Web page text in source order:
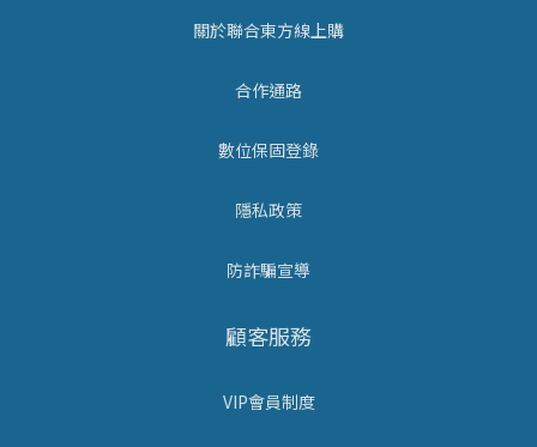
關於聯合東方線上購
合作通路
數位保固登錄
隱私政策
防詐騙宣導
顧客服務
VIP會員制度